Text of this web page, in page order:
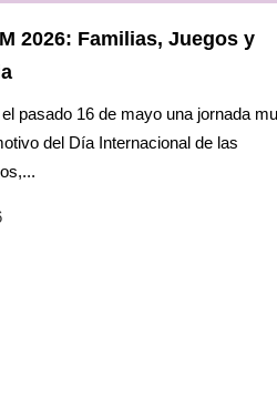
2026: Familias, Juegos y
pasado 16 de mayo una jornada
del Día Internacional de las